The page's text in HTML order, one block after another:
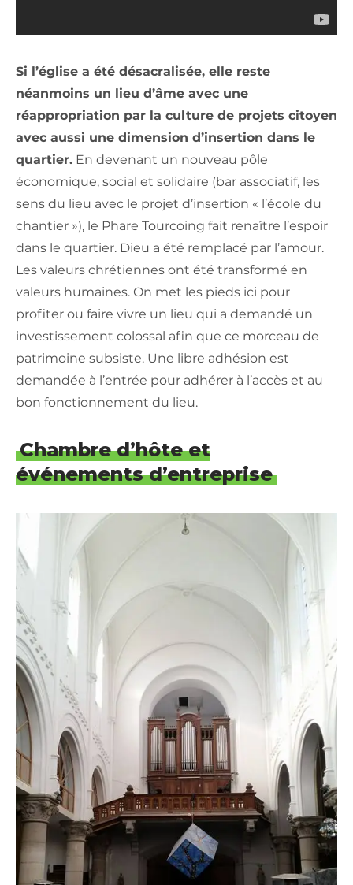
Si l’église a été désacralisée, elle reste
néanmoins un lieu d’âme avec une
réappropriation par la culture de projets citoyen
avec aussi une dimension d’insertion dans le
quartier. En devenant un nouveau pôle
économique, social et solidaire (bar associatif, les
sens du lieu avec le projet d’insertion « l’école du
chantier »), le Phare Tourcoing fait renaître l’espoir
dans le quartier. Dieu a été remplacé par l’amour.
Les valeurs chrétiennes ont été transformé en
valeurs humaines. On met les pieds ici pour
profiter ou faire vivre un lieu qui a demandé un
investissement colossal afin que ce morceau de
patrimoine subsiste. Une libre adhésion est
demandée à l’entrée pour adhérer à l’accès et au
bon fonctionnement du lieu.
Chambre d’hôte et
événements d’entreprise